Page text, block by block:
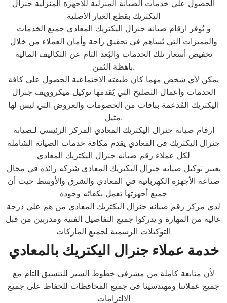
الحصول علي خدمات الصيانة المنزلية للاجهزة المنزلية جنرال
اليكتريك بقطع الغيار الاصلية
و يُوفر ارقام صيانه جنرال اليكتريك المعادي جميع الخدمات
والمميزات التي تُساهم في تحقيق راحة وأمان العملاء من خلال
تخفيض أسعار تلك الخدمات والبُعد التام عن التكاليف المالية
باهظة الثمن.
يمكن لأي شخص مهما كان طبقته الاجتماعية الحصول علي كافة
الخدمات وأعمال التصليح التي يُقدمها توكيل ميكروويف جنرال
اليكتريك المُدعمة بباقات من الخصومات والعروض التي ليس لها
مثيل.
ارقام صيانة جنرال اليكتريك المعادي المركز الرئيسي لـصيانة
جنرال اليكتريك فى المعادي يقدم مكافة خدمات الصيانة الشاملة
لكل عملاء رقم صيانه جنرال اليكتريك المعادي
يعتبر توكيل صيانه جنرال اليكتريك المعادي شركة رائدة في مجال
صناعة الأجهزة الكهربائية في المعادي والشرق والأوسط حيث أن
جميع أجهزتها تعمل بكفائه وجودة
لدي مركز رقم صيانه جنرال اليكتريك المعادي من هم علي درجة
عاليه من المهارة و يدركوا جميع التفاصيل الفنية ومدربين من قبل
التوكيلات الرسمية لجميع الماركات
خدمة عملاء جنرال اليكتريك بالمعادي
لأن متابعة كاملة من مشرفى خطوط السير للتنسيق التام مع
جميع عملائنا ومهندسينا فى جميع المحافظات للحفاظ على جميع
الالتزامات